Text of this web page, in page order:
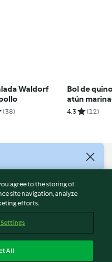
Waldorf
(38)
Bol de
atún
(Cocción
4.3 (12)
agree to the storing of
site navigation, analyze
efforts.
All